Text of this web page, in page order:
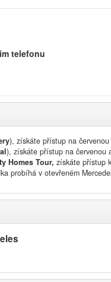
telefonu
), získáte přístup na
), získáte přístup na červenou
Homes Tour, získáte přístup
probíhá v otevřeném